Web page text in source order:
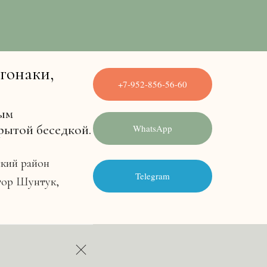
район
Шунтук,
беседкой.
+7-952-856-56-60
WhatsApp
Telegram